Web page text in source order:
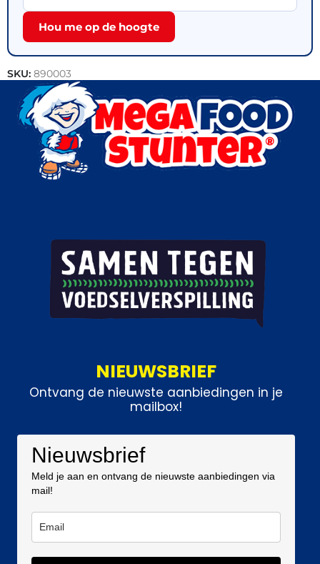
Hou me op de hoogte
SKU: 890003
Categorieën:Vegetarisch
NIEUWSBRIEF
Ontvang de nieuwste aanbiedingen in je
mailbox!
Nieuwsbrief
Meld je aan en ontvang de nieuwste aanbiedingen via
mail!